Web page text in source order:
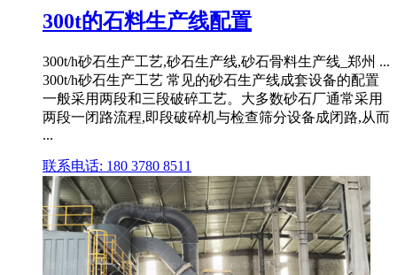
300t的石料生产线配置
300t/h砂石生产工艺,砂石生产线,砂石骨料生产线_郑州 ...
300t/h砂石生产工艺 常见的砂石生产线成套设备的配置
一般采用两段和三段破碎工艺。大多数砂石厂通常采用
两段一闭路流程,即段破碎机与检查筛分设备成闭路,从而
...
联系电话: 180 3780 8511